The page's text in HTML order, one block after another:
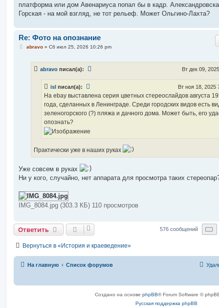
и
е
платформа или дом Авенариуса попал бы в кадр.
Горская - на мой взгляд, не тот рельеф. Может Ольгино-Лахта?
Re: Фото на опознание
Сabravo» Сб июл 25, 2026 10:26 pm
abravo писал(а): Вт дек 09,
isl писал(а): Вт ноя 18, 2025
На ebay выставлена серия цветных стереослайдов августа
года, сделанных в Ленинграде. Среди городских видов есть
зеленогорского (?) пляжа и дачного дома. Может быть, его
опознать?
Практически уже в наших руках
Уже совсем в руках
Ни у кого, случайно, нет аппарата для просмотра таких
IMG_8084.jpg (303.3 КБ) 110 просмотров
Ответить 576 сообщений
Вернуться в «История и краеведение»
На главную Список форумов
Создано на основе phpBB® Forum Software ©
Русская поддержка phpBB